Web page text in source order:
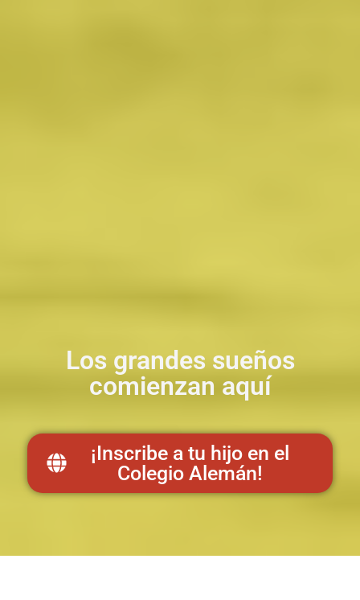
¡Inscribe a tu hijo en el
Colegio Alemán!
Los grandes sueños
comienzan aquí